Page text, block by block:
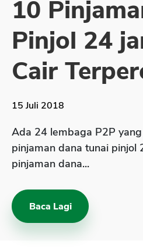
Sekuritas Saham
Bank Digital
Crypto
Assets Crypto
Asuransi Jiwa
Asuransi Kesehatan
10
Pinjol 24
Cair
15 Juli 2018
Ada 24 lembaga P2P
pinjaman dana tunai pinjol
pinjaman dana...
Baca Lagi